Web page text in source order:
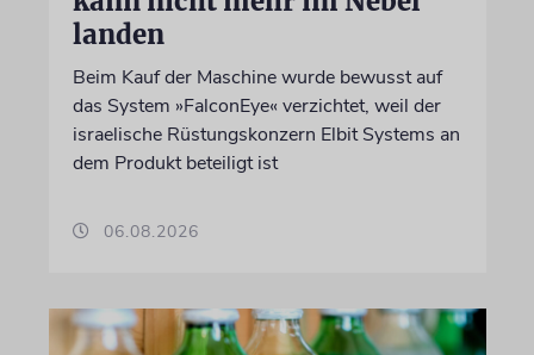
landen
Beim Kauf der Maschine wurde bewusst auf
das System »FalconEye« verzichtet, weil der
israelische Rüstungskonzern Elbit Systems an
dem Produkt beteiligt ist
06.08.2026